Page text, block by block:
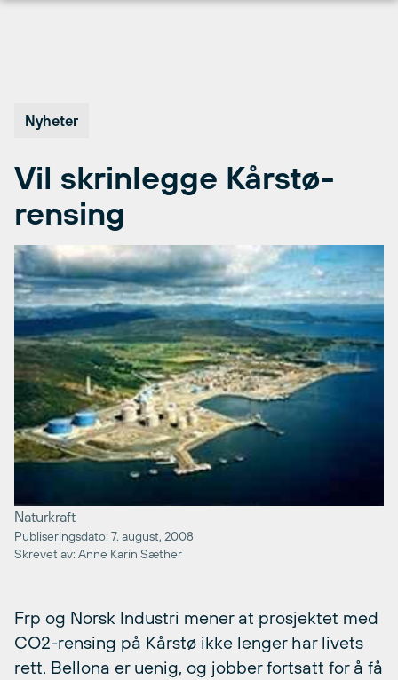
Nyheter
Vil skrinlegge Kårstø-
rensing
Naturkraft
Publiseringsdato: 7. august, 2008
Skrevet av: Anne Karin Sæther
Frp og Norsk Industri mener at prosjektet med
CO2-rensing på Kårstø ikke lenger har livets
rett. Bellona er uenig, og jobber fortsatt for å få